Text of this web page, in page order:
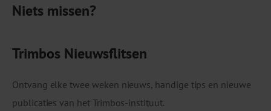
Niets missen?
Trimbos Nieuwsflitsen
Ontvang elke twee weken nieuws, handige tips en nieuwe
publicaties van het Trimbos-instituut.
met-rokenzorg toepassen en gaan staan voor een